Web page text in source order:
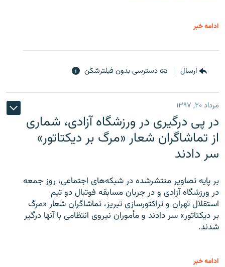
ادامه خبر
ارسال دسترسی بدون فیلترشکن
مرداد ۲۰, ۱۳۹۷
در پی درگیری در ورزشگاه آزادی، شماری
از تماشاگران شعار «مرگ بر دیکتاتور»
سر دادند
بر پایه تصاویر منتشرشده در شبکه‌های اجتماعی، روز جمعه
در ورزشگاه آزادی و در جریان مسابقه فوتبال دو تیم
استقلال تهران و تراکتورسازی تبریز، تماشاگران شعار «مرگ
بر دیکتاتور» سر دادند و مأموران نیروی انتظامی با آنها درگیر
شدند.
ادامه خبر